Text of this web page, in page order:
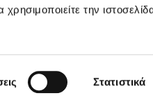
την
Στατιστικά
Created by